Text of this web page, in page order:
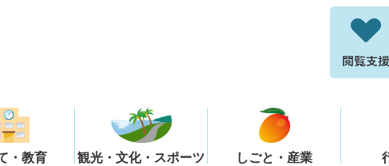
・教育 観光・文化・スポーツ しごと・産業